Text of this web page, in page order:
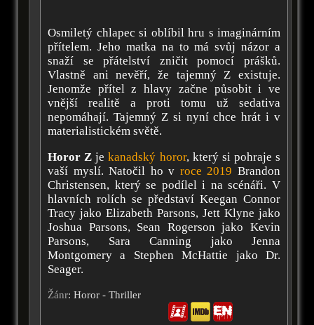
Osmiletý chlapec si oblíbil hru s imaginárním
přítelem. Jeho matka na to má svůj názor a
snaží se přátelství zničit pomocí prášků.
Vlastně ani nevěří, že tajemný Z existuje.
Jenomže přítel z hlavy začne působit i ve
vnější realitě a proti tomu už sedativa
nepomáhají. Tajemný Z si nyní chce hrát i v
materialistickém světě.
Horor Z jekanadský horor, který si pohraje s
vaší myslí. Natočil ho v roce 2019 Brandon
Christensen, který se podílel i na scénáři. V
hlavních rolích se představí Keegan Connor
Tracy jako Elizabeth Parsons, Jett Klyne jako
Joshua Parsons, Sean Rogerson jako Kevin
Parsons, Sara Canning jako Jenna
Montgomery a Stephen McHattie jako Dr.
Seager.
Žánr: Horor - Thriller